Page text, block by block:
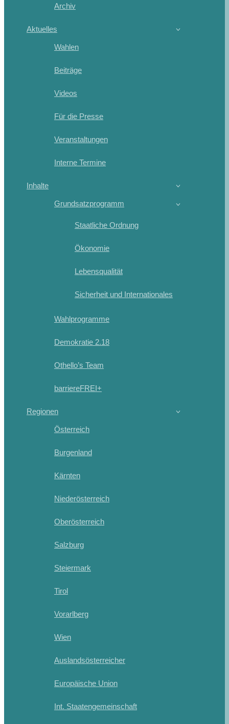
Archiv
Aktuelles
Wahlen
Beiträge
Videos
Für die Presse
Veranstaltungen
Interne Termine
Inhalte
Grundsatzprogramm
Staatliche Ordnung
Ökonomie
Lebensqualität
Sicherheit und Internationales
Wahlprogramme
Demokratie 2.18
Othello’s Team
barriereFREI+
Regionen
Österreich
Burgenland
Kärnten
Niederösterreich
Oberösterreich
Salzburg
Steiermark
Tirol
Vorarlberg
Wien
Auslandsösterreicher
Europäische Union
Int. Staatengemeinschaft